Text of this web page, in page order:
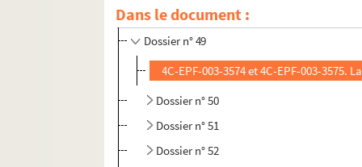
Dans le document :
Dossier n° 48
Dossier n° 49
4C-EPF-003-3574 et 4C-EPF-003-
Dossier n° 50
Dossier n° 51
Dossier n° 52